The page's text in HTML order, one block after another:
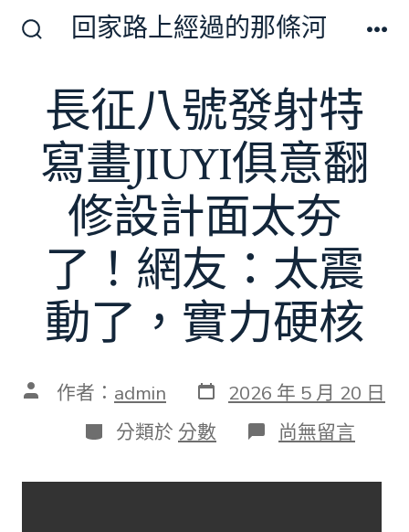
換
關
回家路上經過的那條河
長征八號發射特
寫畫JIUYI俱意翻
修設計面太夯
了！網友：太震
動了，實力硬核
文 作者： admin 發
表
日
期
2026 年 5 月 20 日
分
類
分類於 分數 在
〈長
八
尚無留言